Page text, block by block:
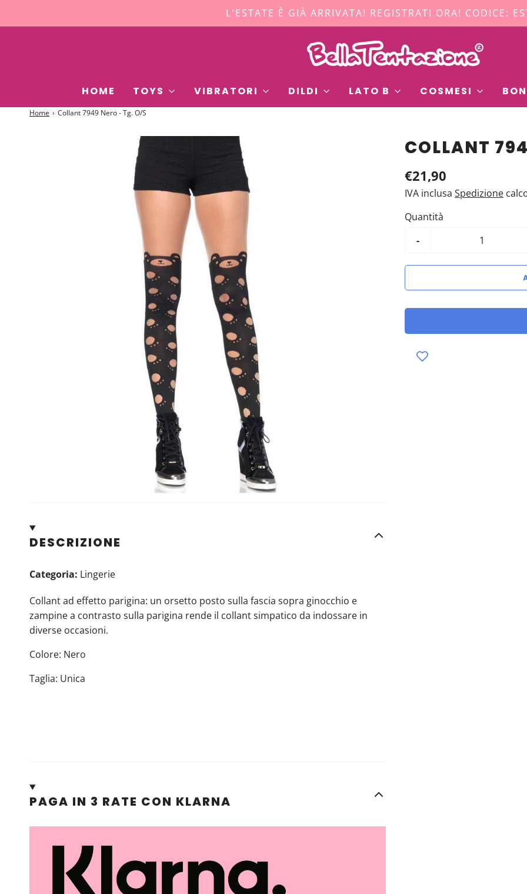
L'ESTATE È GIÀ ARRIVATA! REGISTRATI ORA! CODICE:
HOME TOYS VIBRATORI DILDI LATO B COSMESI
Home › Collant 7949 Nero - Tg. O/S
COLLANT
€21,90
IVA inclusa Spedizione
Quantità
-
DESCRIZIONE
Categoria: Lingerie
Collant ad effetto parigina: un orsetto posto sulla fascia sopra ginocchio e
zampine a contrasto sulla parigina rende il collant simpatico da indossare in
diverse occasioni.
Colore: Nero
Taglia: Unica
PAGA IN 3 RATE CON KLARNA